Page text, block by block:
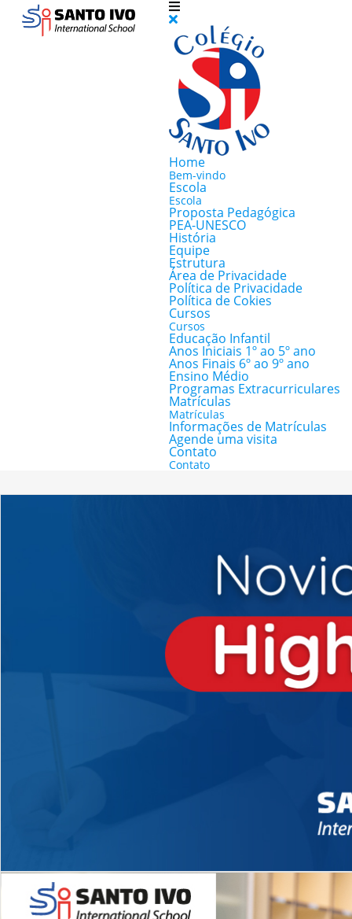
Home
Bem-vindo
Escola
Escola
Proposta Pedagógica
PEA-UNESCO
História
Equipe
Estrutura
Área de Privacidade
Política de Privacidade
Política de Cokies
Cursos
Cursos
Educação Infantil
Anos Iniciais 1º ao 5º ano
Anos Finais 6º ao 9º ano
Ensino Médio
Programas Extracurriculares
Matrículas
Matrículas
Informações de Matrículas
Agende uma visita
Contato
Contato
Novidades 2026 High School